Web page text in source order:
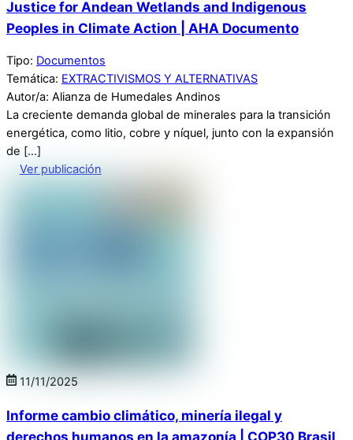
Justice for Andean Wetlands and Indigenous
Peoples in Climate Action | AHA Documento
Tipo: Documentos
Temática: EXTRACTIVISMOS Y ALTERNATIVAS
Autor/a: Alianza de Humedales Andinos
La creciente demanda global de minerales para la transición
energética, como litio, cobre y níquel, junto con la expansión
de […]
Ver publicación
11/11/2025
Informe cambio climático, minería ilegal y
derechos humanos en la amazonía | COP30 Brasil